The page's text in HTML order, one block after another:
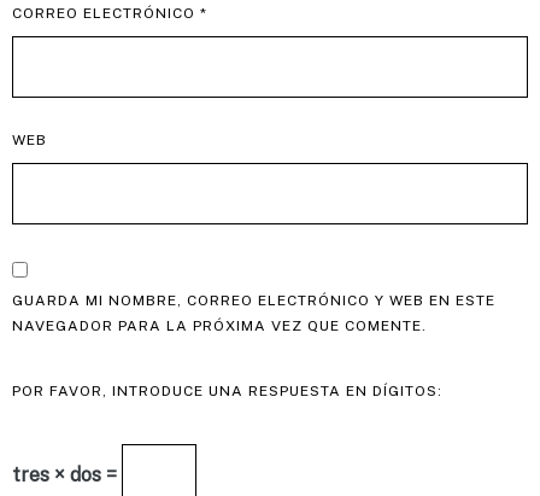
CORREO ELECTRÓNICO *
WEB
GUARDA MI NOMBRE, CORREO ELECTRÓNICO Y WEB EN ESTE
NAVEGADOR PARA LA PRÓXIMA VEZ QUE COMENTE.
POR FAVOR, INTRODUCE UNA RESPUESTA EN DÍGITOS:
tres × dos =